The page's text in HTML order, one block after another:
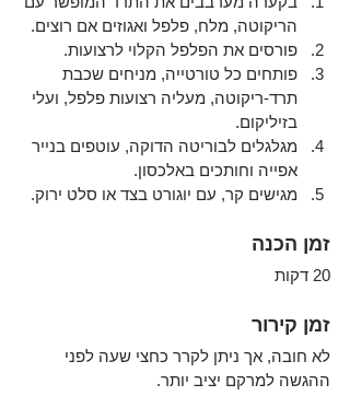
הריקוטה, מלח, פלפל ואגוזים אם רוצים.
פורסים את הפלפל הקלוי לרצועות.
פותחים כל טורטייה, מניחים שכבת
תרד-ריקוטה, מעליה רצועות פלפל, ועלי
בזיליקום.
מגלגלים לבוריטה הדוקה, עוטפים בנייר
אפייה וחותכים באלכסון.
מגישים קר, עם יוגורט בצד או סלט ירוק.
זמן הכנה
20 דקות
זמן קירור
לא חובה, אך ניתן לקרר כחצי שעה לפני
ההגשה למרקם יציב יותר.